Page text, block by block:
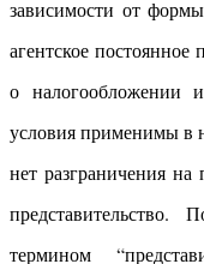
зависимости от
агентское постоянное
о налогообложении
условия применимы в
нет разграничения на
термином